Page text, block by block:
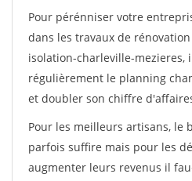
Pour pérénniser votre
dans les travaux de
isolation-charleville-
régulièrement le planning
et doubler son chiffre
Pour les meilleurs artisans, le
parfois suffire mais pour les
augmenter leurs revenus il